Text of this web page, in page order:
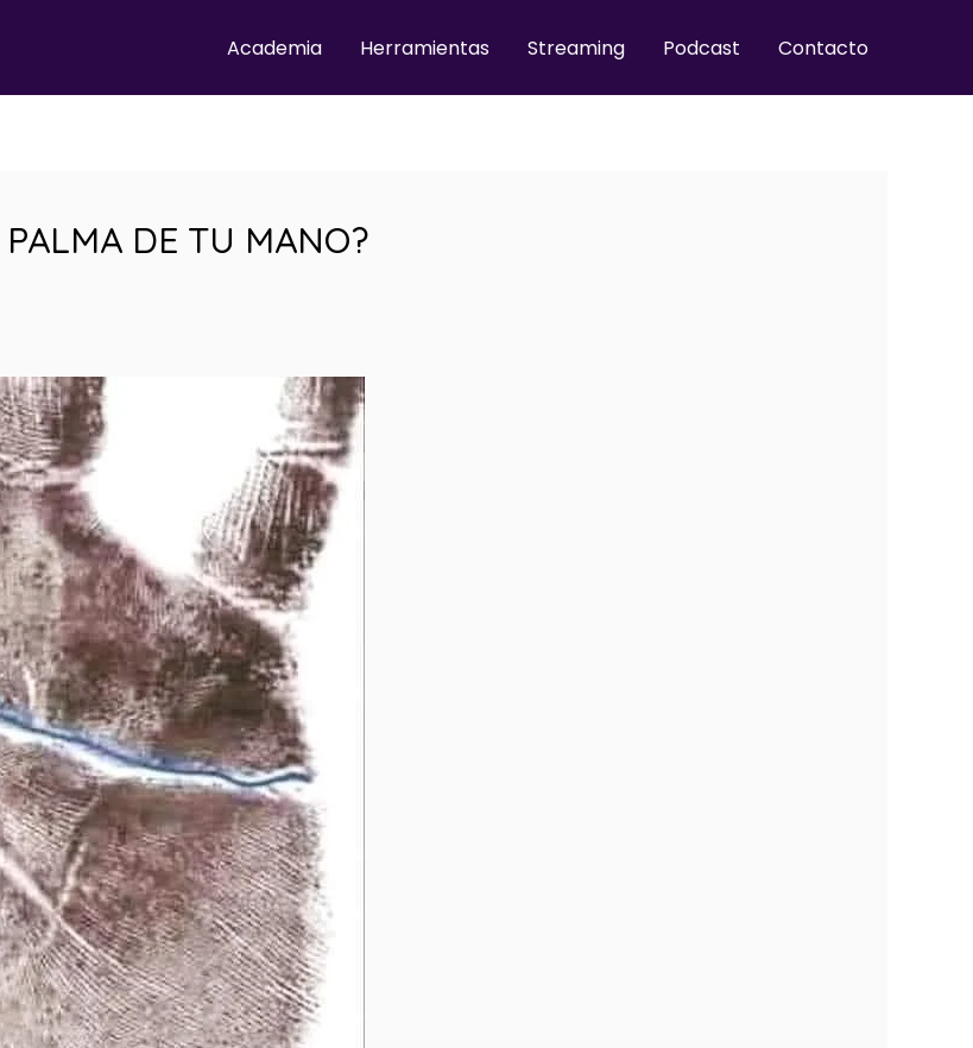
Academia Herramientas Streaming Podcast Contacto
DE TU MANO?